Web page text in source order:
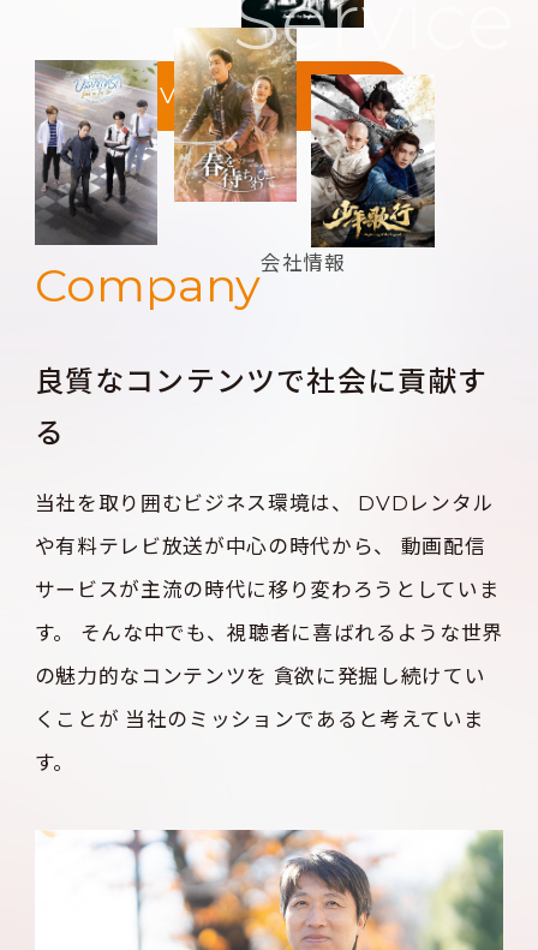
View more
Service
Company会社情報
良質なコンテンツで社会に貢献す
る
当社を取り囲むビジネス環境は、
DVDレンタル
や有料テレビ放送が中心の時代から、
動画配信
サービスが主流の時代に移り変わろうとしていま
す。
そんな中でも、視聴者に喜ばれるような世界
の魅力的なコンテンツを 貪欲に発掘し続けてい
くことが 当社のミッションであると考えていま
す。